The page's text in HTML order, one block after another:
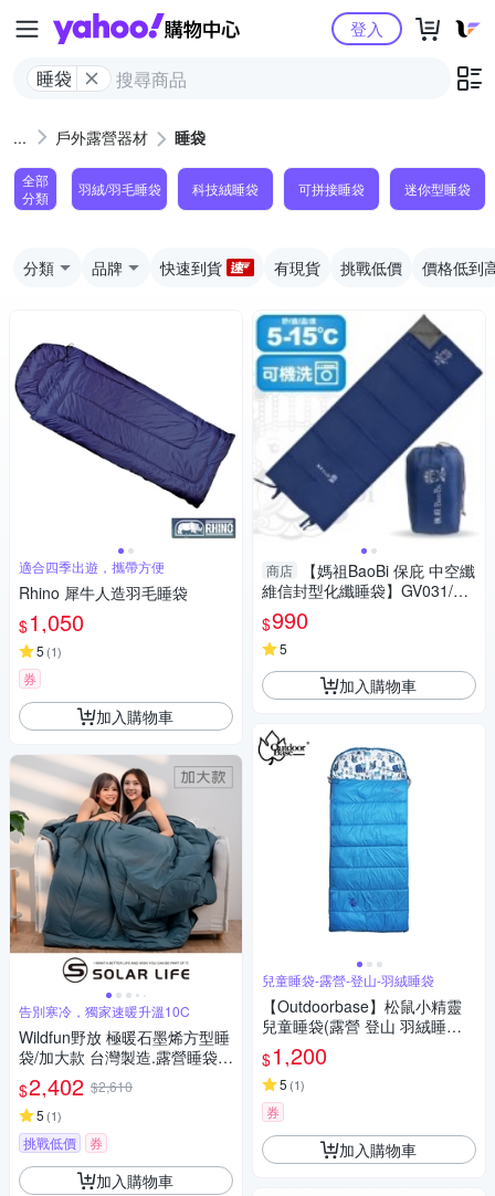
Yahoo購物中心
睡袋
登入
戶外露營器材 睡袋
全部
分類
羽絨/羽毛睡袋 科技絨睡袋 可拼接睡袋 迷你型睡袋
分類 品牌 快速到貨 有現貨 挑戰低價 價格低到
適合四季出遊，攜帶方便
Rhino 犀牛人造羽毛睡袋
$1,050
5 (1)
券
加入購物車
告別寒冷，獨家速暖升溫10C
Wildfun野放 極暖石墨烯方型睡
袋/加大款 台灣製造.露營睡袋
可拼接睡袋 保暖睡袋 科技棉睡
袋 單人睡袋
$2,402 $2,610
5 (1)
挑戰低價 券
加入購物車
商店
【媽祖BaoBi 保庇 中空纖
維信封型化纖睡袋】GV031/可
左右合併/可機洗/logos colema
n
$990
5
加入購物車
兒童睡袋-露營-登山-羽絨睡袋
【Outdoorbase】松鼠小精靈
兒童睡袋(露營 登山 羽絨睡袋
露營睡袋 輕量登山睡袋)
$1,200
5 (1)
券
加入購物車